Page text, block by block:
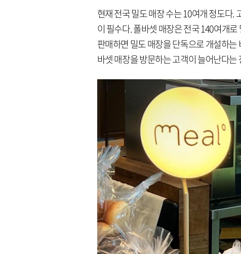
현재 전국 밀도 매장 수는 10여개 정도다.
이 필수다. 폴바셋 매장은 전국 140여개
판매하면 밀도 매장을 단독으로 개설하
바셋 매장을 방문하는 고객이 늘어난다는